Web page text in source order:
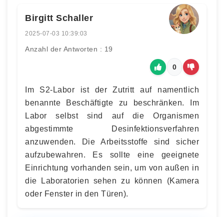
Birgitt Schaller
2025-07-03 10:39:03
Anzahl der Antworten : 19
0
Im S2-Labor ist der Zutritt auf namentlich
benannte Beschäftigte zu beschränken. Im
Labor selbst sind auf die Organismen
abgestimmte Desinfektionsverfahren
anzuwenden. Die Arbeitsstoffe sind sicher
aufzubewahren. Es sollte eine geeignete
Einrichtung vorhanden sein, um von außen in
die Laboratorien sehen zu können (Kamera
oder Fenster in den Türen).